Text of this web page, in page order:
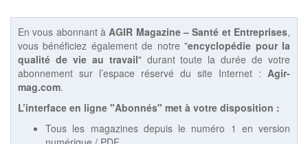
En vous abonnant àAGIR Magazine – Santé et Entreprises,
vous bénéficiez également de notre "encyclopédie pour la
qualité de vie au travail" durant toute la durée de votre
abonnement sur l’espace réservé du site Internet : Agir-
mag.com.
L’interface en ligne "Abonnés" met à votre disposition :
Tous les magazines depuis le numéro 1 en version